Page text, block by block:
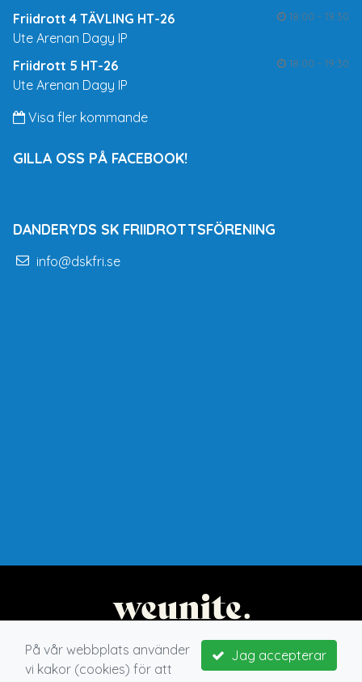
Friidrott 4 TÄVLING HT-26
18:00 - 19:30
Ute Arenan Dagy IP
Friidrott 5 HT-26
18:00 - 19:30
Ute Arenan Dagy IP
Visa fler kommande
GILLA OSS PÅ FACEBOOK!
DANDERYDS SK FRIIDROTTSFÖRENING
info@dskfri.se
Jag accepterar
På vår webbplats använder
vi kakor (cookies) för att